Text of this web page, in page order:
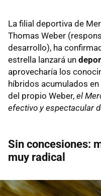
La filial deportiva de
Thomas Weber
desarrollo), ha
estrella lanzará un
aprovecharía los
híbridos acumulados en
del propio Weber, el
efectivo y espectacular
Sin concesiones:
muy radical